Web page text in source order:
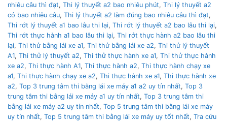
nhiêu câu thì đạt, Thi lý thuyết a2 bao nhiêu phút, Thi lý thuyết a2
có bao nhiêu câu, Thi lý thuyết a2 làm đúng bao nhiêu câu thì đạt,
Thi rớt lý thuyết a1 bao lâu thi lại, Thi rớt lý thuyết a2 bao lâu thi lại,
Thi rớt thực hành a1 bao lâu thi lại, Thi rớt thực hành a2 bao lâu thi
lại, Thi thử bằng lái xe a1, Thi thử bằng lái xe a2, Thi thử lý thuyết
A1, Thi thử lý thuyết a2, Thi thử thực hành xe a1, Thi thử thực hành
xe a2, Thi thực hành A1, Thi thực hành a2, Thi thực hành chạy xe
a1, Thi thực hành chạy xe a2, Thi thực hành xe a1, Thi thực hành xe
a2, Top 3 trung tâm thi bằng lái xe máy a1 a2 uy tín nhất, Top 3
trung tâm thi bằng lái xe máy a1 uy tín nhất, Top 3 trung tâm thi
bằng lái xe máy a2 uy tín nhất, Top 5 trung tâm thi bằng lái xe máy
uy tín nhất, Top 5 trung tâm thi bằng lái xe máy uy tốt nhất, Tra cứu